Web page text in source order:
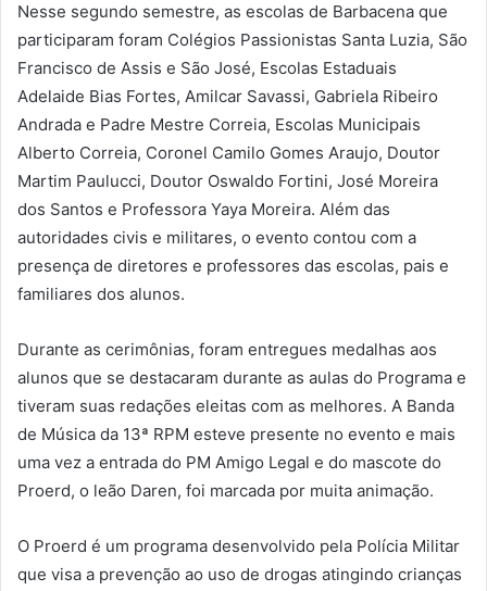
Nesse segundo semestre, as escolas de Barbacena que
participaram foram Colégios Passionistas Santa Luzia, São
Francisco de Assis e São José, Escolas Estaduais
Adelaide Bias Fortes, Amilcar Savassi, Gabriela Ribeiro
Andrada e Padre Mestre Correia, Escolas Municipais
Alberto Correia, Coronel Camilo Gomes Araujo, Doutor
Martim Paulucci, Doutor Oswaldo Fortini, José Moreira
dos Santos e Professora Yaya Moreira. Além das
autoridades civis e militares, o evento contou com a
presença de diretores e professores das escolas, pais e
familiares dos alunos.
Durante as cerimônias, foram entregues medalhas aos
alunos que se destacaram durante as aulas do Programa e
tiveram suas redações eleitas com as melhores. A Banda
de Música da 13ª RPM esteve presente no evento e mais
uma vez a entrada do PM Amigo Legal e do mascote do
Proerd, o leão Daren, foi marcada por muita animação.
O Proerd é um programa desenvolvido pela Polícia Militar
que visa a prevenção ao uso de drogas atingindo crianças